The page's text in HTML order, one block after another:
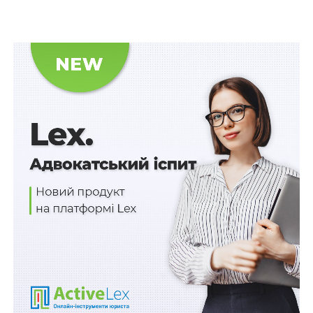
правову допомогу і правові відносини у цивільних,
сімейних і кримінальних справах 1993 р. не
передбачено такої підстави для відмови у видачі, як
наявність статусу біженця в особи, видача якої
запитується, а тим більше намірів отримати такий
статус.
Верховний Суд вказав, що у
КПК визначено
порядок оскарження рішення про видачу особи
(екстрадицію), зокрема у ч. 7 вказаної статті
зазначено, що ухвала суду апеляційної інстанції може
бути оскаржена в касаційному порядку лише
Однак за змістом цієї норми єдиною підставою
такого оскарження є неправильне застосування
судом норм міжнародних договорів України, якщо